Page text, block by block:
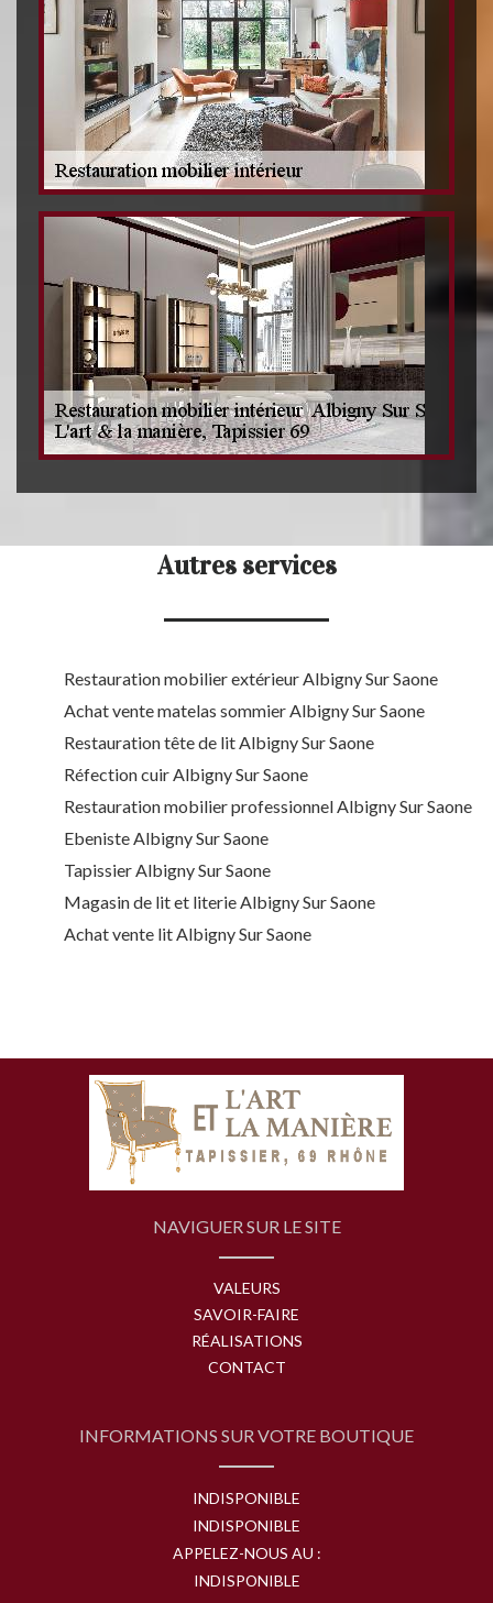
Autres services
Restauration mobilier extérieur Albigny Sur Saone
Achat vente matelas sommier Albigny Sur Saone
Restauration tête de lit Albigny Sur Saone
Réfection cuir Albigny Sur Saone
Restauration mobilier professionnel Albigny Sur Saone
Ebeniste Albigny Sur Saone
Tapissier Albigny Sur Saone
Magasin de lit et literie Albigny Sur Saone
Achat vente lit Albigny Sur Saone
NAVIGUER SUR LE SITE
VALEURS
SAVOIR-FAIRE
RÉALISATIONS
CONTACT
INFORMATIONS SUR VOTRE BOUTIQUE
INDISPONIBLE
INDISPONIBLE
APPELEZ-NOUS AU :
INDISPONIBLE